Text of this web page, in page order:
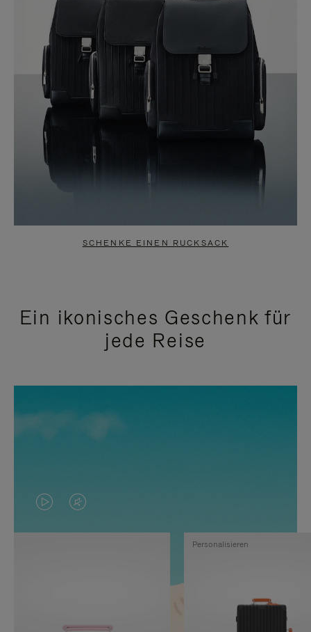
SCHENKE EINEN RUCKSACK
Ein ikonisches Geschenk für
jede Reise
DAS
VIDEO
VIDEO
IST
Personalisieren